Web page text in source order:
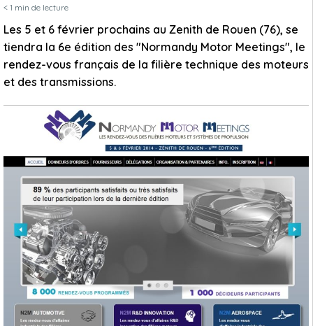
< 1 min de lecture
Les 5 et 6 février prochains au Zenith de Rouen (76), se
tiendra la 6e édition des "Normandy Motor Meetings", le
rendez-vous français de la filière technique des moteurs
et des transmissions.